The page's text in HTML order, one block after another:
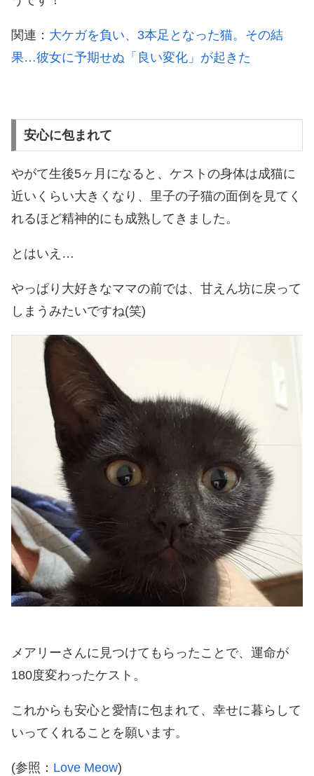
関連： 大ケガを負い、3本足となった猫。その結
果…彼女に予期せぬ「良い変化」が起きた
安心に包まれて
やがて生後5ヶ月になると、ケストの身体は成猫に
近いくらい大きくなり、里子の子猫の面倒を見てく
れるほど精神的にも成熟してきました。
とはいえ…
やっぱり大好きなママの前では、甘えん坊に戻って
しまうみたいですね(笑)
メアリーさんに見つけてもらったことで、運命が
180度変わったケスト。
これからも安心と愛情に包まれて、幸せに暮らして
いってくれることを願います。
(参照： Love Meow)